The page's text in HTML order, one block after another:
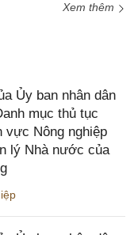
Xem thêm
Ủy ban nhân dân
mục thủ tục
vực Nông nghiệp
lý Nhà nước của